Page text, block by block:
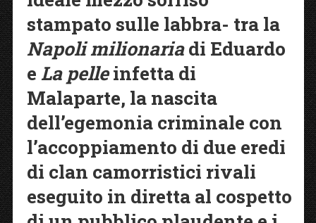
stampato sulle labbra- tra la
Napoli milionariadi Eduardo
e La pelleinfetta di
Malaparte, la nascita
dell’egemonia criminale con
l’accoppiamento di due eredi
di clan camorristici rivali
eseguito in diretta al cospetto